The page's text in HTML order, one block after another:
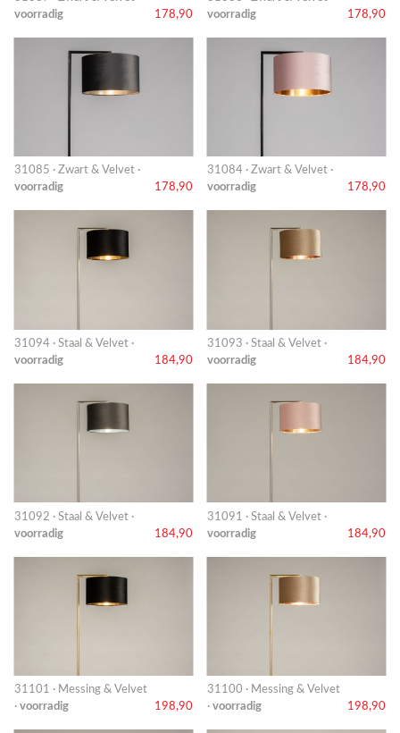
voorradig
178,90
voorradig
178,90
31085 · Zwart & Velvet ·
voorradig
178,90
31084 · Zwart & Velvet ·
voorradig
178,90
31094 · Staal & Velvet ·
voorradig
184,90
31093 · Staal & Velvet ·
voorradig
184,90
31092 · Staal & Velvet ·
voorradig
184,90
31091 · Staal & Velvet ·
voorradig
184,90
31101 · Messing & Velvet
· voorradig 198,90
31100 · Messing & Velvet
· voorradig 198,90